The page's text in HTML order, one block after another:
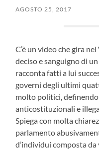
AGOSTO 25, 2017
C’è un video che gira
deciso e sanguigno di
racconta fatti a lui
governi degli ultimi
molto politici,
anticostituzionali e
Spiega con molta
parlamento
d’individui composta